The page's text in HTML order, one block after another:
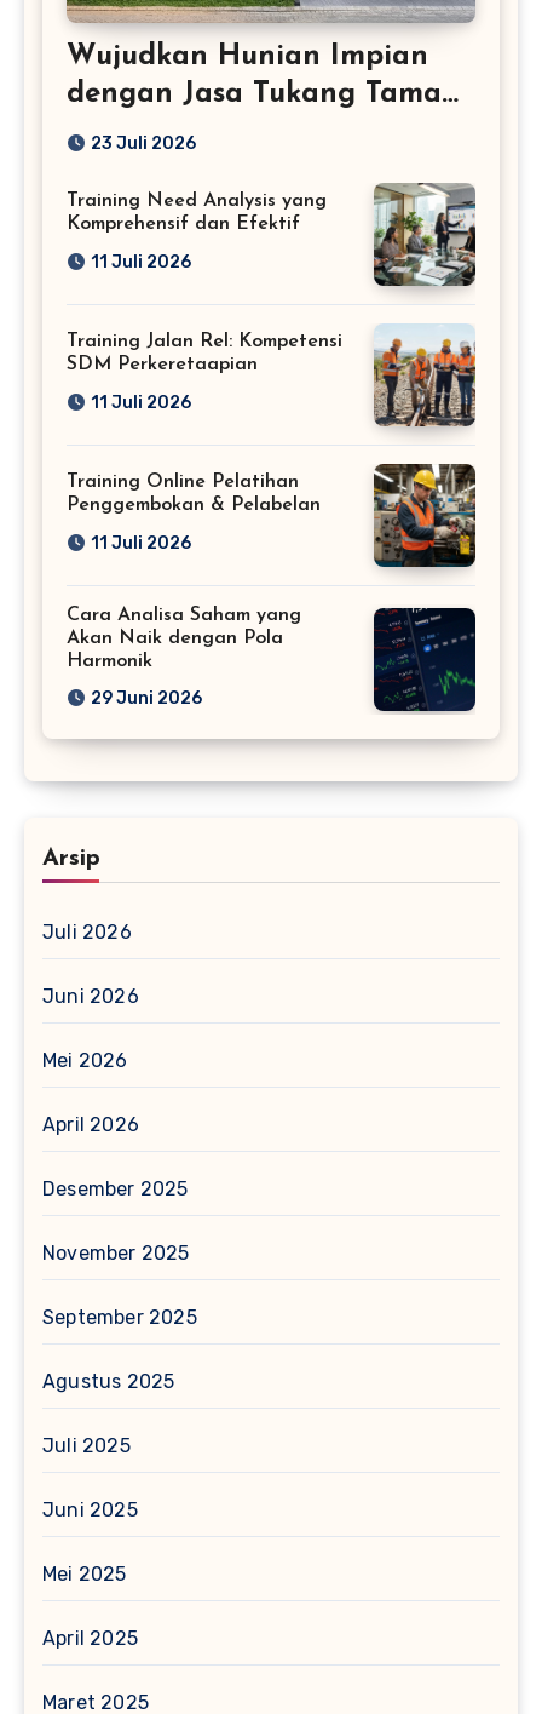
Wujudkan Hunian Impian
dengan Jasa Tukang Taman
Profesional
23 Juli 2026
Training Need Analysis yang
Komprehensif dan Efektif
11 Juli 2026
Training Jalan Rel: Kompetensi
SDM Perkeretaapian
11 Juli 2026
Training Online Pelatihan
Penggembokan & Pelabelan
11 Juli 2026
Cara Analisa Saham yang
Akan Naik dengan Pola
Harmonik
29 Juni 2026
Arsip
Juli 2026
Juni 2026
Mei 2026
April 2026
Desember 2025
November 2025
September 2025
Agustus 2025
Juli 2025
Juni 2025
Mei 2025
April 2025
Maret 2025